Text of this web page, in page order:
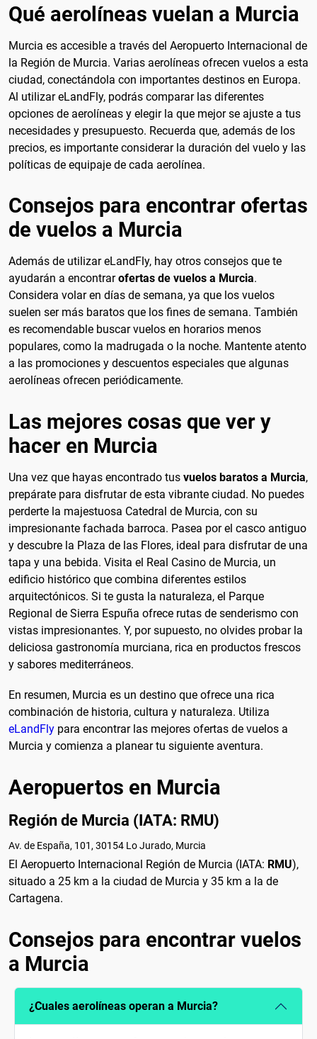
Qué aerolíneas vuelan a Murcia
Murcia es accesible a través del Aeropuerto Internacional de
la Región de Murcia. Varias aerolíneas ofrecen vuelos a esta
ciudad, conectándola con importantes destinos en Europa.
Al utilizar eLandFly, podrás comparar las diferentes
opciones de aerolíneas y elegir la que mejor se ajuste a tus
necesidades y presupuesto. Recuerda que, además de los
precios, es importante considerar la duración del vuelo y las
políticas de equipaje de cada aerolínea.
Consejos para encontrar ofertas
de vuelos a Murcia
Además de utilizar eLandFly, hay otros consejos que te
ayudarán a encontrarofertas de vuelos a Murcia.
Considera volar en días de semana, ya que los vuelos
suelen ser más baratos que los fines de semana. También
es recomendable buscar vuelos en horarios menos
populares, como la madrugada o la noche. Mantente atento
a las promociones y descuentos especiales que algunas
aerolíneas ofrecen periódicamente.
Las mejores cosas que ver y
hacer en Murcia
Una vez que hayas encontrado tus vuelos baratos a Murcia,
prepárate para disfrutar de esta vibrante ciudad. No puedes
perderte la majestuosa Catedral de Murcia, con su
impresionante fachada barroca. Pasea por el casco antiguo
y descubre la Plaza de las Flores, ideal para disfrutar de una
tapa y una bebida. Visita el Real Casino de Murcia, un
edificio histórico que combina diferentes estilos
arquitectónicos. Si te gusta la naturaleza, el Parque
Regional de Sierra Espuña ofrece rutas de senderismo con
vistas impresionantes. Y, por supuesto, no olvides probar la
deliciosa gastronomía murciana, rica en productos frescos
y sabores mediterráneos.
En resumen, Murcia es un destino que ofrece una rica
combinación de historia, cultura y naturaleza. Utiliza
eLandFly para encontrar las mejores ofertas de vuelos a
Murcia y comienza a planear tu siguiente aventura.
Aeropuertos en Murcia
Región de Murcia (IATA: RMU)
Av. de España, 101, 30154 Lo Jurado, Murcia
El Aeropuerto Internacional Región de Murcia (IATA: RMU),
situado a 25 km a la ciudad de Murcia y 35 km a la de
Cartagena.
Consejos para encontrar vuelos
a Murcia
¿Cuales aerolíneas operan a Murcia?